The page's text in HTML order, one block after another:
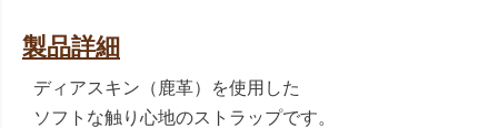
製品詳細
ディアスキン（鹿革）を使用した
ソフトな触り心地のストラップです。